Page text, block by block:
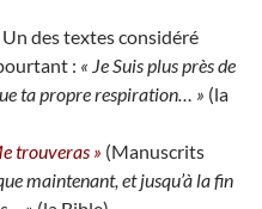
Un des textes considéré
: « Je Suis plus près de
ta propre respiration… » (la
trouveras » (Manuscrits
maintenant, et jusqu’à la fin